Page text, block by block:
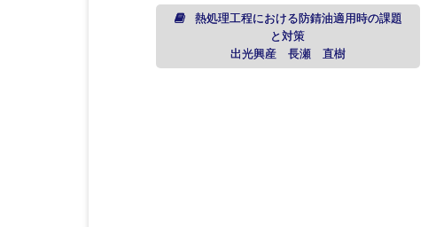
熱処理工程における防錆油適用時の課題
と対策
出光興産 長瀬 直樹